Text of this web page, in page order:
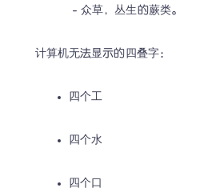
- 众草，丛生的蕨类。
计算机无法显示的四叠字：
四个工
四个水
四个口